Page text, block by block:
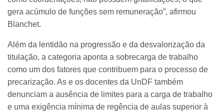
gera acúmulo de funções sem remuneração”, afirmou
Blanchet.
Além da lentidão na progressão e da desvalorização da
titulação, a categoria aponta a sobrecarga de trabalho
como um dos fatores que contribuem para o processo de
precarização. As e os docentes da UnDF também
denunciam a ausência de limites para a carga de trabalho
e uma exigência mínima de regência de aulas superior à